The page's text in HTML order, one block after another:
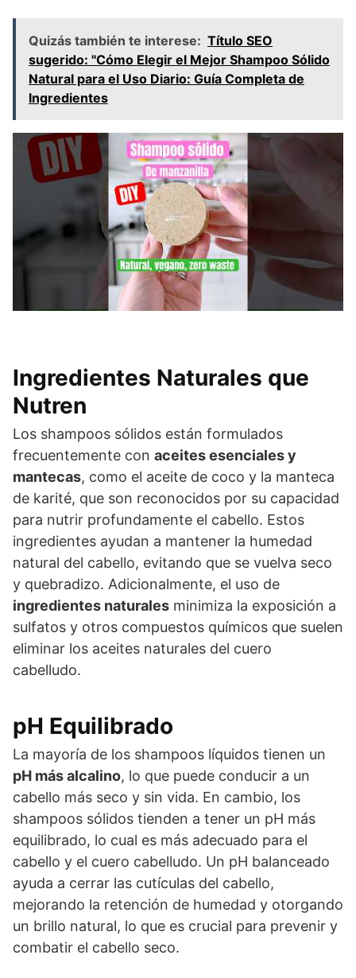
Quizás también te interese: Título SEO
sugerido: "Cómo Elegir el Mejor Shampoo Sólido
Natural para el Uso Diario: Guía Completa de
Ingredientes
Ingredientes Naturales que
Nutren
Los shampoos sólidos están formulados
frecuentemente con aceites esenciales y
mantecas, como el aceite de coco y la manteca
de karité, que son reconocidos por su capacidad
para nutrir profundamente el cabello. Estos
ingredientes ayudan a mantener la humedad
natural del cabello, evitando que se vuelva seco
y quebradizo. Adicionalmente, el uso de
ingredientes naturales minimiza la exposición a
sulfatos y otros compuestos químicos que suelen
eliminar los aceites naturales del cuero
cabelludo.
pH Equilibrado
La mayoría de los shampoos líquidos tienen un
pH más alcalino, lo que puede conducir a un
cabello más seco y sin vida. En cambio, los
shampoos sólidos tienden a tener un pH más
equilibrado, lo cual es más adecuado para el
cabello y el cuero cabelludo. Un pH balanceado
ayuda a cerrar las cutículas del cabello,
mejorando la retención de humedad y otorgando
un brillo natural, lo que es crucial para prevenir y
combatir el cabello seco.